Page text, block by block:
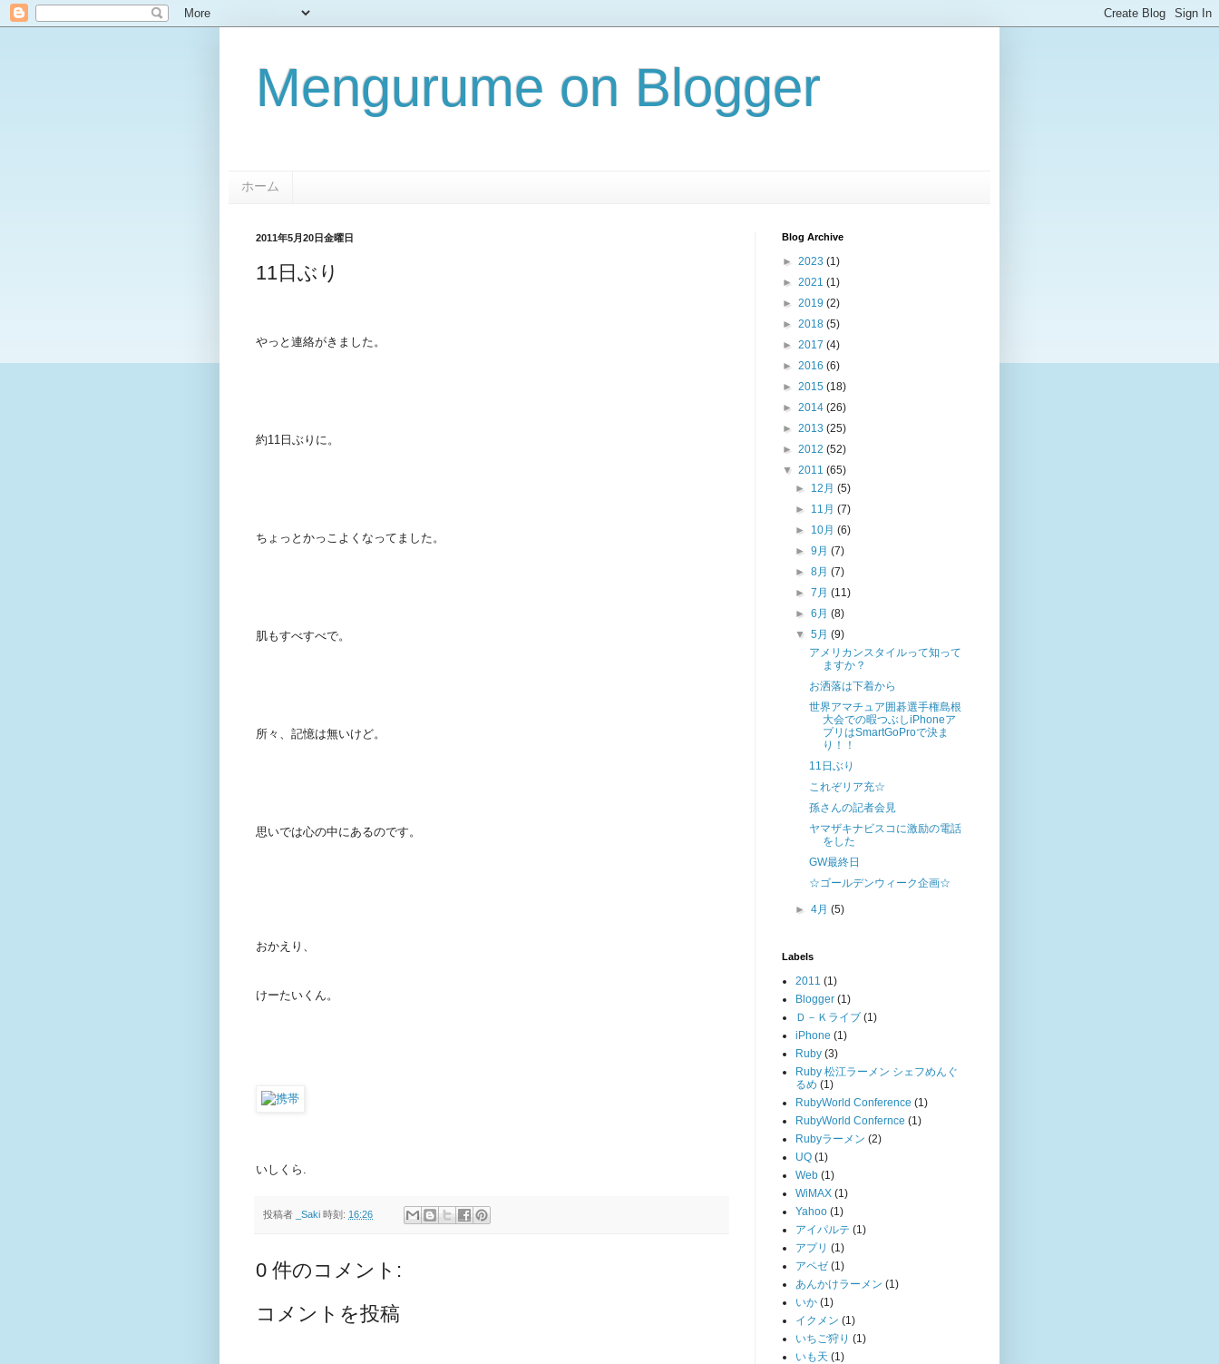
Mengurume on Blogger
ホーム
2011年5月20日金曜日
11日ぶり
やっと連絡がきました。
約11日ぶりに。
ちょっとかっこよくなってました。
肌もすべすべで。
所々、記憶は無いけど。
思いでは心の中にあるのです。
おかえり、
けーたいくん。
いしくら.
投稿者 _Saki 時刻: 16:26
0 件のコメント:
コメントを投稿
Blog Archive
► 2023 (1)
► 2021 (1)
► 2019 (2)
► 2018 (5)
► 2017 (4)
► 2016 (6)
► 2015 (18)
► 2014 (26)
► 2013 (25)
► 2012 (52)
▼ 2011 (65)
► 12月(5)
► 11月(7)
► 10月(6)
►9月(7)
►8月(7)
►7月(11)
►6月(8)
▼5月(9)
アメリカンスタイルって知って
ますか？
お洒落は下着から
世界アマチュア囲碁選手権島根
大会での暇つぶしiPhoneア
プリはSmartGoProで決ま
り！！
11日ぶり
これぞリア充☆
孫さんの記者会見
ヤマザキナビスコに激励の電話
をした
GW最終日
☆ゴールデンウィーク企画☆
►4月(5)
Labels
2011 (1)
Blogger (1)
Ｄ－Ｋライブ (1)
iPhone (1)
Ruby (3)
Ruby 松江ラーメン シェフめんぐ
るめ (1)
RubyWorld Conference (1)
RubyWorld Confernce (1)
Rubyラーメン (2)
UQ (1)
Web (1)
WiMAX (1)
Yahoo (1)
アイパルテ (1)
アプリ (1)
アペゼ (1)
あんかけラーメン (1)
いか (1)
イクメン (1)
いちご狩り (1)
いも天 (1)